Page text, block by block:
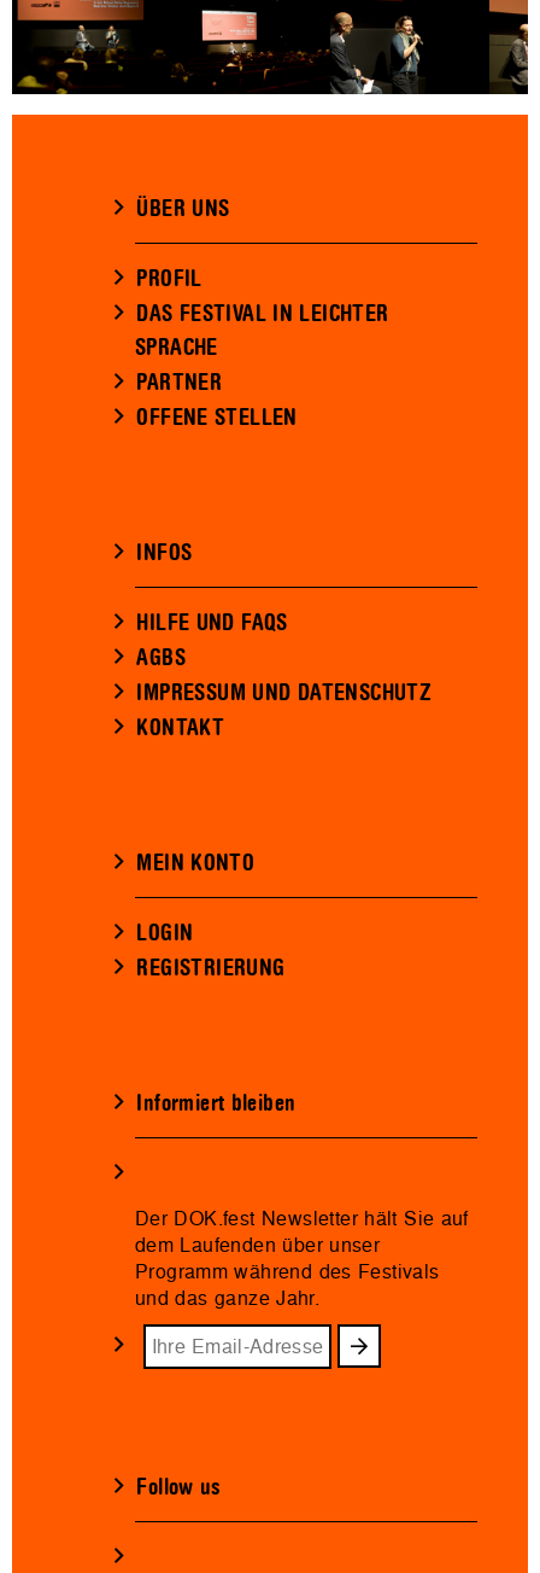
ÜBER UNS
PROFIL
DAS FESTIVAL IN LEICHTER
SPRACHE
PARTNER
OFFENE STELLEN
INFOS
HILFE UND FAQS
AGBS
IMPRESSUM UND DATENSCHUTZ
KONTAKT
MEIN KONTO
LOGIN
REGISTRIERUNG
Informiert bleiben
Der DOK.fest Newsletter hält Sie auf
dem Laufenden über unser
Programm während des Festivals
und das ganze Jahr.
Follow us